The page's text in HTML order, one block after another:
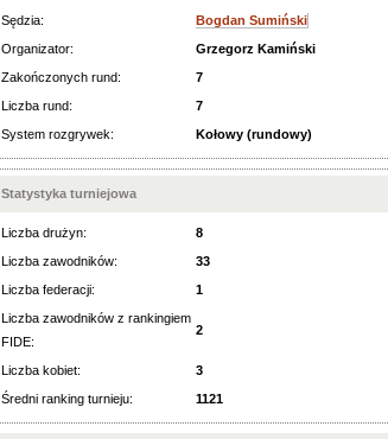
Sędzia:
Bogdan Sumiński
Organizator:
Grzegorz Kamiński
Zakończonych rund:
7
Liczba rund:
7
System rozgrywek:
Kołowy (rundowy)
Statystyka turniejowa
Liczba drużyn:
8
Liczba zawodników:
33
Liczba federacji:
1
Liczba zawodników z rankingiem
FIDE:
2
Liczba kobiet:
3
Średni ranking turnieju:
1121